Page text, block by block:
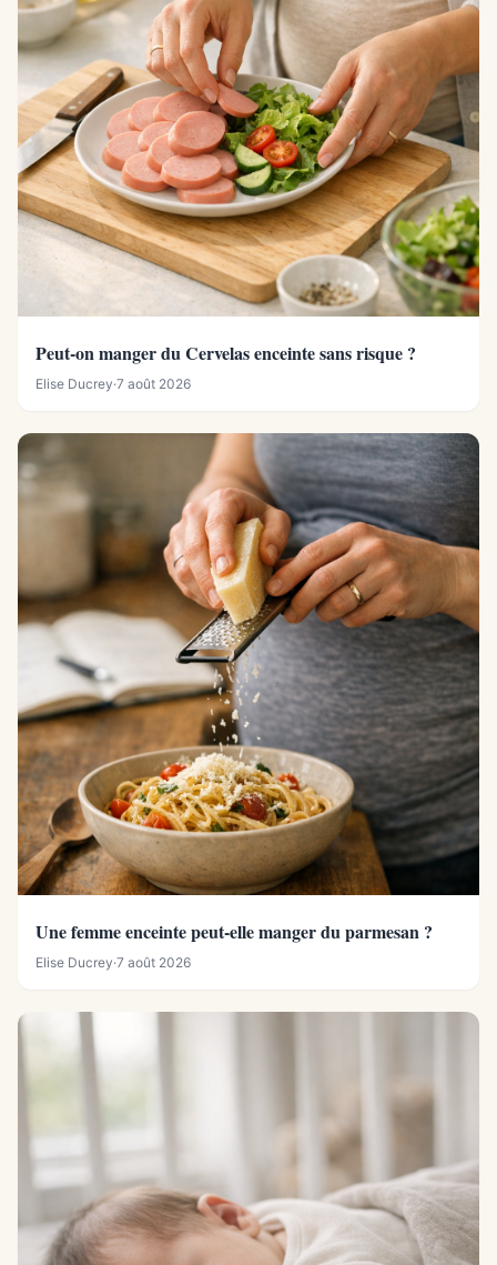
Peut-on manger du Cervelas enceinte sans risque ?
Elise Ducrey·7 août 2026
Une femme enceinte peut-elle manger du parmesan ?
Elise Ducrey·7 août 2026